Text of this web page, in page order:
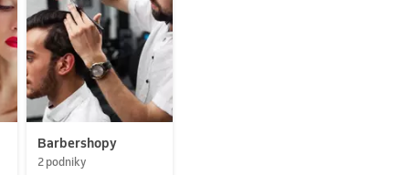
Barbershopy
2 podniky